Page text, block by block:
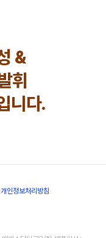
&
휘
니다.
개인정보처리방침